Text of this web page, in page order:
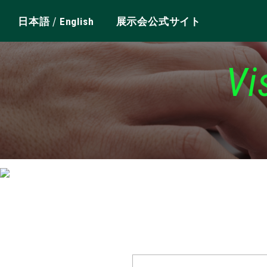
日本語/ English 展示会公式サイト